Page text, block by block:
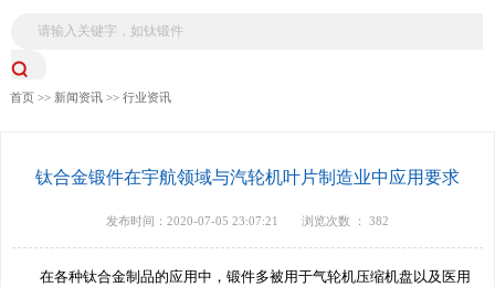
首页 >> 新闻资讯>> 行业资讯
钛合金锻件在宇航领域与汽轮机叶片制造业中应用要求
发布时间：2020-07-05 23:07:21 浏览次数 ： 382
在各种钛合金制品的应用中，锻件多被用于气轮机压缩机盘以及医用